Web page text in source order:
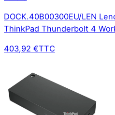
DOCK.40B00300EU/LEN
ThinkPad Thunderbolt 4
403,92 €TTC